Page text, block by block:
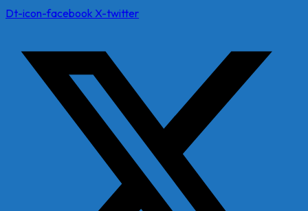
Dt-icon-facebook X-twitter